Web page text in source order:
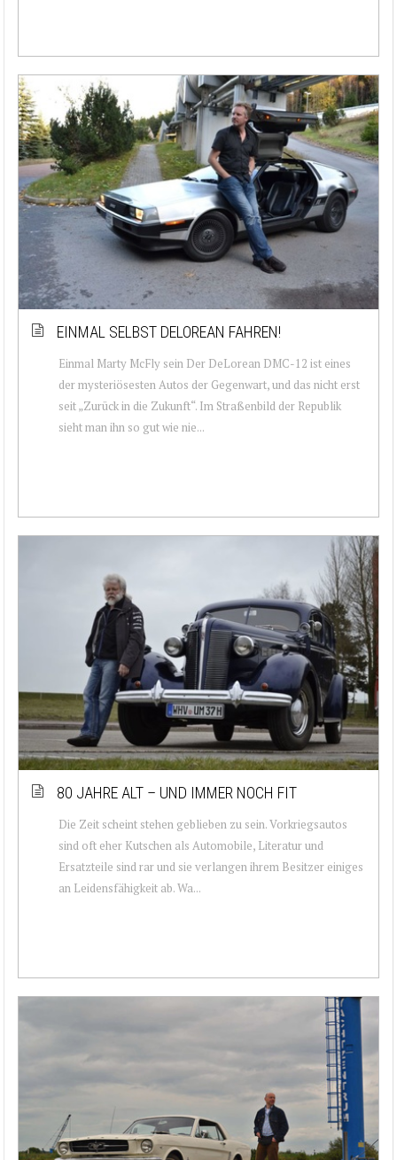
EINMAL SELBST DELOREAN FAHREN!
Einmal Marty McFly sein Der DeLorean DMC-12 ist eines
der mysteriösesten Autos der Gegenwart, und das nicht erst
seit „Zurück in die Zukunft“. Im Straßenbild der Republik
sieht man ihn so gut wie nie...
80 JAHRE ALT – UND IMMER NOCH FIT
Die Zeit scheint stehen geblieben zu sein. Vorkriegsautos
sind oft eher Kutschen als Automobile, Literatur und
Ersatzteile sind rar und sie verlangen ihrem Besitzer einiges
an Leidensfähigkeit ab. Wa...